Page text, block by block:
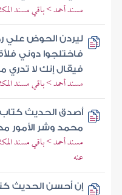
مسند أحمد > باقي مسند
ليردن الحوض علي
فاختلجوا دوني
فيقال إنك لا تدري
مسند أحمد > باقي مسند
أصدق الحديث
محمد وشر الأمور
مسند أحمد > باقي مسند
عنه
إن أحسن الحديث